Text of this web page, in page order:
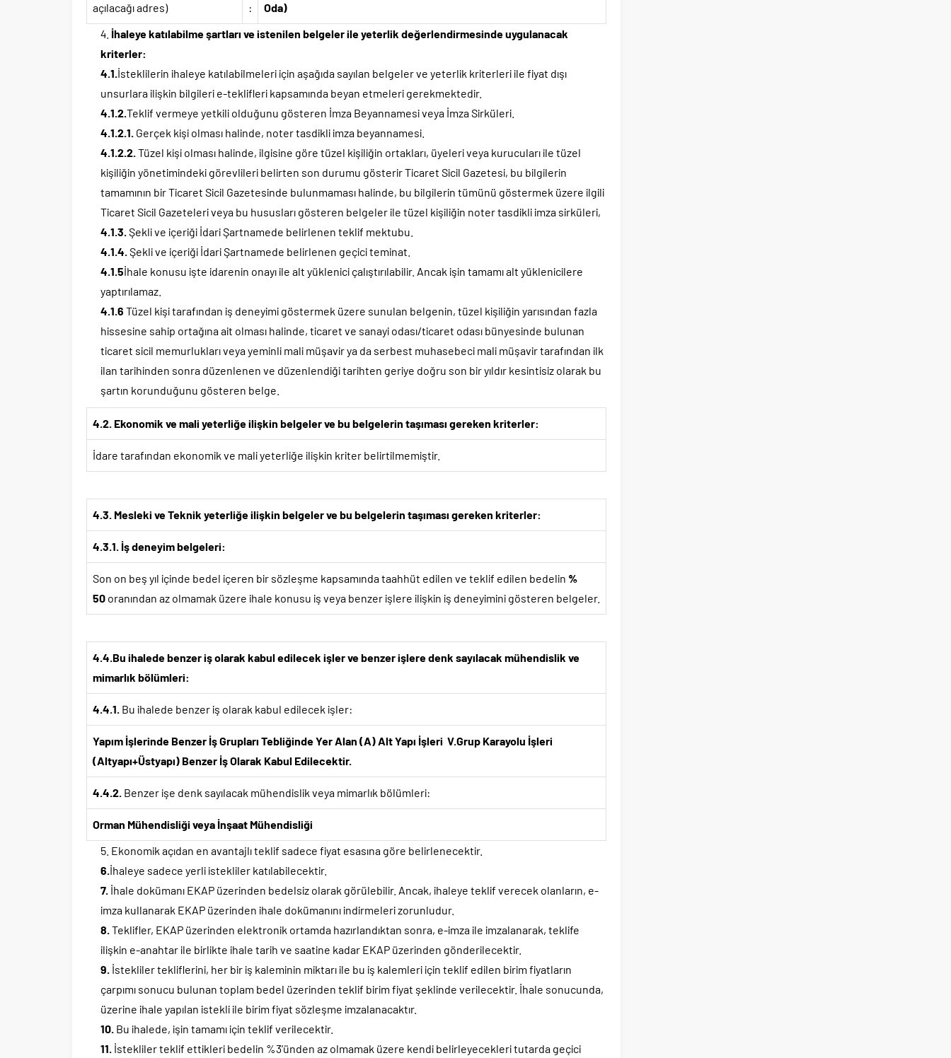
açılacağı adres)
:
Oda)
İhaleye katılabilme şartları ve istenilen belgeler ile yeterlik değerlendirmesinde uygulanacak
kriterler:
4.1.İsteklilerin ihaleye katılabilmeleri için aşağıda sayılan belgeler ve yeterlik kriterleri ile fiyat dışı
unsurlara ilişkin bilgileri e-teklifleri kapsamında beyan etmeleri gerekmektedir.
4.1.2.Teklif vermeye yetkili olduğunu gösteren İmza Beyannamesi veya İmza Sirküleri.
4.1.2.1. Gerçek kişi olması halinde, noter tasdikli imza beyannamesi.
4.1.2.2.Tüzel kişi olması halinde, ilgisine göre tüzel kişiliğin ortakları, üyeleri veya kurucuları ile tüzel
kişiliğin yönetimindeki görevlileri belirten son durumu gösterir Ticaret Sicil Gazetesi, bu bilgilerin
tamamının bir Ticaret Sicil Gazetesinde bulunmaması halinde, bu bilgilerin tümünü göstermek üzere ilgili
Ticaret Sicil Gazeteleri veya bu hususları gösteren belgeler ile tüzel kişiliğin noter tasdikli imza sirküleri,
4.1.3.Şekli ve içeriği İdari Şartnamede belirlenen teklif mektubu.
4.1.4.Şekli ve içeriği İdari Şartnamede belirlenen geçici teminat.
4.1.5İhale konusu işte idarenin onayı ile alt yüklenici çalıştırılabilir. Ancak işin tamamı alt yüklenicilere
yaptırılamaz.
4.1.6 Tüzel kişi tarafından iş deneyimi göstermek üzere sunulan belgenin, tüzel kişiliğin yarısından fazla
hissesine sahip ortağına ait olması halinde, ticaret ve sanayi odası/ticaret odası bünyesinde bulunan
ticaret sicil memurlukları veya yeminli mali müşavir ya da serbest muhasebeci mali müşavir tarafından ilk
ilan tarihinden sonra düzenlenen ve düzenlendiği tarihten geriye doğru son bir yıldır kesintisiz olarak bu
şartın korunduğunu gösteren belge.
4.2. Ekonomik ve mali yeterliğe ilişkin belgeler ve bu belgelerin taşıması gereken kriterler:
İdare tarafından ekonomik ve mali yeterliğe ilişkin kriter belirtilmemiştir.
4.3. Mesleki ve Teknik yeterliğe ilişkin belgeler ve bu belgelerin taşıması gereken kriterler:
4.3.1. İş deneyim belgeleri:
Son on beş yıl içinde bedel içeren bir sözleşme kapsamında taahhüt edilen ve teklif edilen bedelin %
50 oranından az olmamak üzere ihale konusu iş veya benzer işlere ilişkin iş deneyimini gösteren belgeler.
4.4.Bu ihalede benzer iş olarak kabul edilecek işler ve benzer işlere denk sayılacak mühendislik ve
mimarlık bölümleri:
4.4.1. Bu ihalede benzer iş olarak kabul edilecek işler:
Yapım İşlerinde Benzer İş Grupları Tebliğinde Yer Alan (A) Alt Yapı İşleri V.Grup Karayolu İşleri
(Altyapı+Üstyapı) Benzer İş Olarak Kabul Edilecektir.
4.4.2. Benzer işe denk sayılacak mühendislik veya mimarlık bölümleri:
Orman Mühendisliği veya İnşaat Mühendisliği
Ekonomik açıdan en avantajlı teklif sadece fiyat esasına göre belirlenecektir.
6.İhaleye sadece yerli istekliler katılabilecektir.
7. İhale dokümanı EKAP üzerinden bedelsiz olarak görülebilir. Ancak, ihaleye teklif verecek olanların, e-
imza kullanarak EKAP üzerinden ihale dokümanını indirmeleri zorunludur.
8.Teklifler, EKAP üzerinden elektronik ortamda hazırlandıktan sonra, e-imza ile imzalanarak, teklife
ilişkin e-anahtar ile birlikte ihale tarih ve saatine kadar EKAP üzerinden gönderilecektir.
9. İstekliler tekliflerini, her bir iş kaleminin miktarı ile bu iş kalemleri için teklif edilen birim fiyatların
çarpımı sonucu bulunan toplam bedel üzerinden teklif birim fiyat şeklinde verilecektir. İhale sonucunda,
üzerine ihale yapılan istekli ile birim fiyat sözleşme imzalanacaktır.
10. Bu ihalede, işin tamamı için teklif verilecektir.
11. İstekliler teklif ettikleri bedelin %3’ünden az olmamak üzere kendi belirleyecekleri tutarda geçici